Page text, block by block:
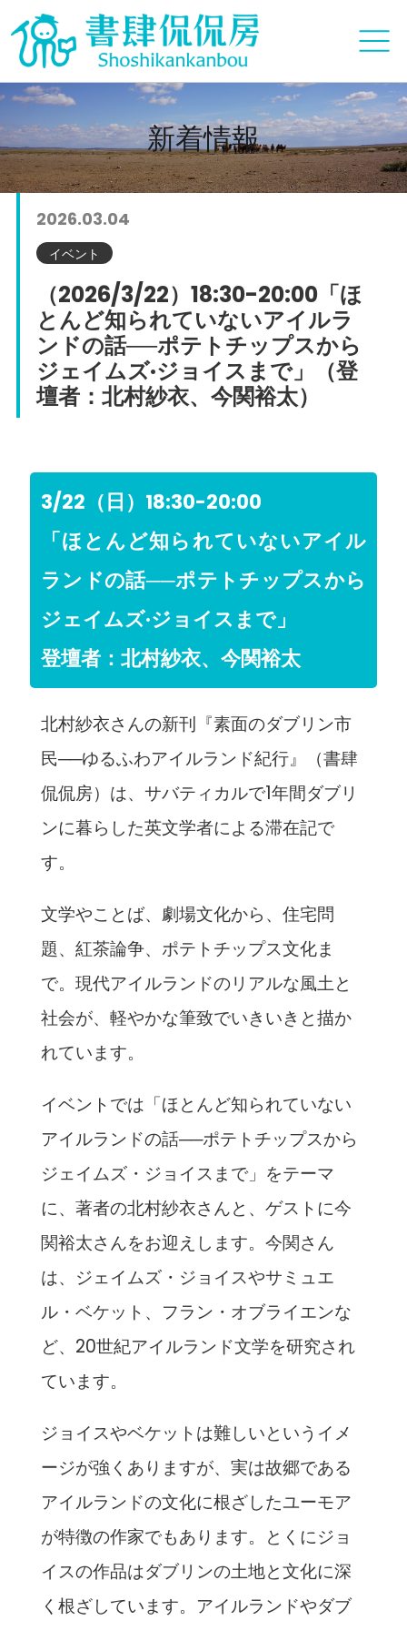
新着情報
2026.03.04
イベント
（2026/3/22）18:30-20:00「ほ
とんど知られていないアイルラ
ンドの話──ポテトチップスから
ジェイムズ·ジョイスまで」（登
壇者：北村紗衣、今関裕太）
3/22（日）18:30-20:00
「ほとんど知られていないアイル
ランドの話──ポテトチップスから
ジェイムズ·ジョイスまで」
登壇者：北村紗衣、今関裕太
北村紗衣さんの新刊『素面のダブリン市
民──ゆるふわアイルランド紀行』（書肆
侃侃房）は、サバティカルで1年間ダブリ
ンに暮らした英文学者による滞在記で
す。
文学やことば、劇場文化から、住宅問
題、紅茶論争、ポテトチップス文化ま
で。現代アイルランドのリアルな風土と
社会が、軽やかな筆致でいきいきと描か
れています。
イベントでは「ほとんど知られていない
アイルランドの話──ポテトチップスから
ジェイムズ・ジョイスまで」をテーマ
に、著者の北村紗衣さんと、ゲストに今
関裕太さんをお迎えします。今関さん
は、ジェイムズ・ジョイスやサミュエ
ル・ベケット、フラン・オブライエンな
ど、20世紀アイルランド文学を研究され
ています。
ジョイスやベケットは難しいというイメ
ージが強くありますが、実は故郷である
アイルランドの文化に根ざしたユーモア
が特徴の作家でもあります。とくにジョ
イスの作品はダブリンの土地と文化に深
く根ざしています。アイルランドやダブ